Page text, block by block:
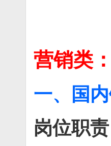
营销类
一、国
岗位职